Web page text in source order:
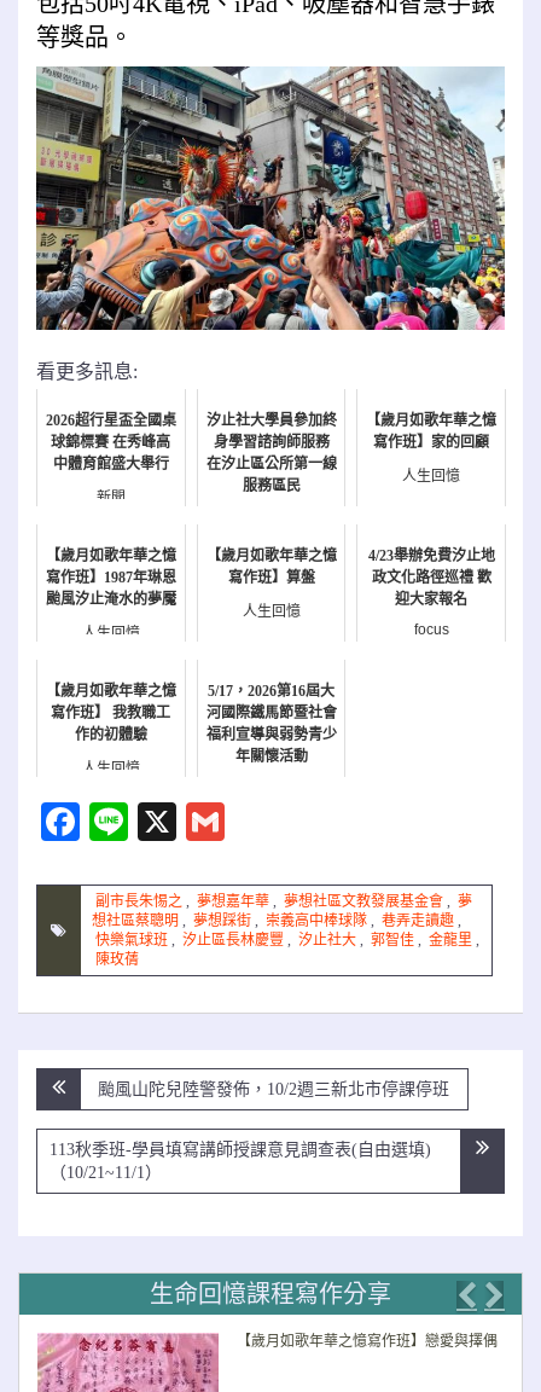
等獎品。
看更多訊息:
2026超行星盃全國桌
球錦標賽 在秀峰高
中體育館盛大舉行
新聞
汐止社大學員參加終
身學習諮詢師服務
在汐止區公所第一線
服務區民
【歲月如歌年華之憶
寫作班】家的回顧
人生回憶
【歲月如歌年華之憶
寫作班】1987年琳恩
颱風汐止淹水的夢魘
人生回憶
【歲月如歌年華之憶
寫作班】算盤
人生回憶
4/23舉辦免費汐止地
政文化路徑巡禮 歡
迎大家報名
focus
【歲月如歌年華之憶
寫作班】 我教職工
作的初體驗
人生回憶
5/17，2026第16屆大
河國際鐵馬節暨社會
福利宣導與弱勢青少
年關懷活動
Facebook
LineX
副市長朱惕之 , 夢想嘉年華 , 夢想社區文教發展基金會 , 夢
想社區蔡聰明 , 夢想踩街 , 崇義高中棒球隊 , 巷弄走讀趣 ,
快樂氣球班 , 汐止區長林慶豐 , 汐止社大 , 郭智佳 , 金龍里 ,
陳玫蒨
文
章
導
覽
颱風山陀兒陸警發佈，10/2週三新北市停課停班
113秋季班-學員填寫講師授課意見調查表(自由選填)
（10/21~11/1）
生命回憶課程寫作分享
【歲月如歌年華之憶寫作班】戀愛與擇偶